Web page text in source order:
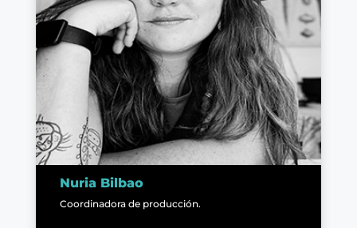
Nuria Bilbao
Coordinadora de producción.